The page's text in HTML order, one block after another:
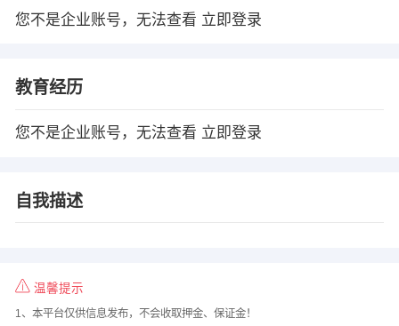
您不是企业账号，无法查看 立即登录
教育经历
您不是企业账号，无法查看 立即登录
自我描述
温馨提示
1、本平台仅供信息发布，不会收取押金、保证金！